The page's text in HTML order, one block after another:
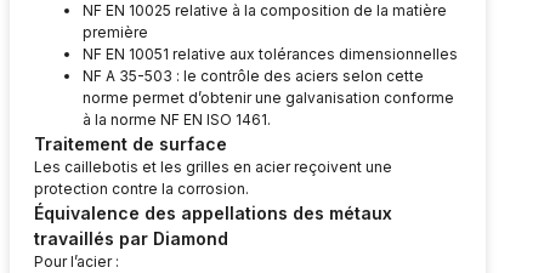
NF EN 10025 relative à la composition de la matière
première
NF EN 10051 relative aux tolérances dimensionnelles
NF A 35-503 : le contrôle des aciers selon cette
norme permet d’obtenir une galvanisation conforme
à la norme NF EN ISO 1461.
Traitement de surface
Les caillebotis et les grilles en acier reçoivent une
protection contre la corrosion.
Équivalence des appellations des métaux
travaillés par Diamond
Pour l’acier :